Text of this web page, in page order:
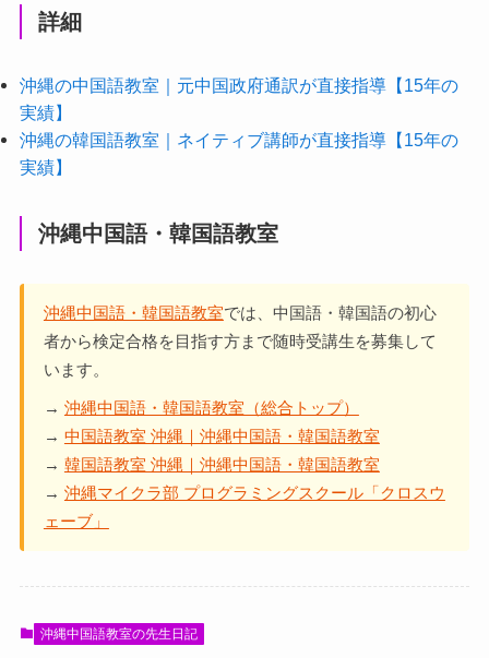
詳細
沖縄の中国語教室｜元中国政府通訳が直接指導【15年の
実績】
沖縄の韓国語教室｜ネイティブ講師が直接指導【15年の
実績】
沖縄中国語・韓国語教室
沖縄中国語・韓国語教室では、中国語・韓国語の初心
者から検定合格を目指す方まで随時受講生を募集して
います。
→ 沖縄中国語・韓国語教室（総合トップ）
→ 中国語教室 沖縄｜沖縄中国語・韓国語教室
→ 韓国語教室 沖縄｜沖縄中国語・韓国語教室
→ 沖縄マイクラ部 プログラミングスクール「クロスウ
ェーブ」
沖縄中国語教室の先生日記